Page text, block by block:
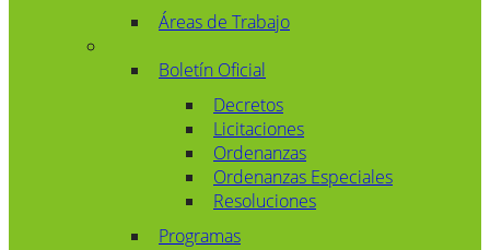
Áreas de Trabajo
Boletín Oficial
Decretos
Licitaciones
Ordenanzas
Ordenanzas Especiales
Resoluciones
Programas